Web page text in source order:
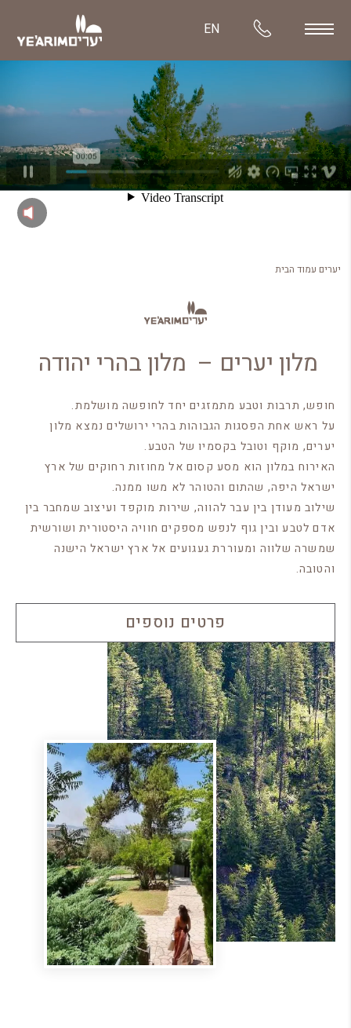
EN
יערים עמוד הבית
מלון יערים – מלון בהרי יהודה
חופש, תרבות וטבע מתמזגים יחד לחופשה מושלמת.
על ראש אחת הפסגות הגבוהות בהרי ירושלים נמצא מלון
יערים, מוקף וטובל בקסמיו של הטבע.
האירוח במלון הוא מסע קסום אל מחוזות רחוקים של ארץ
ישראל היפה, שהתום והטוהר לא משו ממנה.
שילוב מעודן בין עבר להווה, שירות מוקפד ועיצוב שמחבר בין
אדם לטבע ובין גוף לנפש מספקים חוויה היסטורית ושורשית
שמשרה שלווה ומעוררת געגועים אל ארץ ישראל הישנה
והטובה.
פרטים נוספים